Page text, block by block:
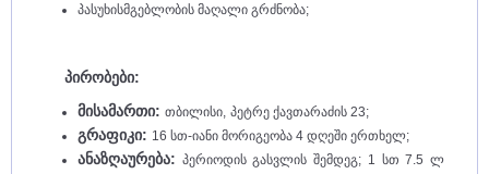
პასუხისმგებლობის მაღალი გრძნობა;
პირობები:
მისამართი: თბილისი, პეტრე ქავთარაძის 23;
გრაფიკი: 16 სთ-იანი მორიგეობა 4 დღეში ერთხელ;
ანაზღაურება: პერიოდის გასვლის შემდეგ; 1 სთ 7.5 ლ